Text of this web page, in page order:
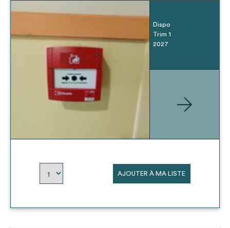
Dispo
Trim 1
2027
AJOUTER À MA LISTE